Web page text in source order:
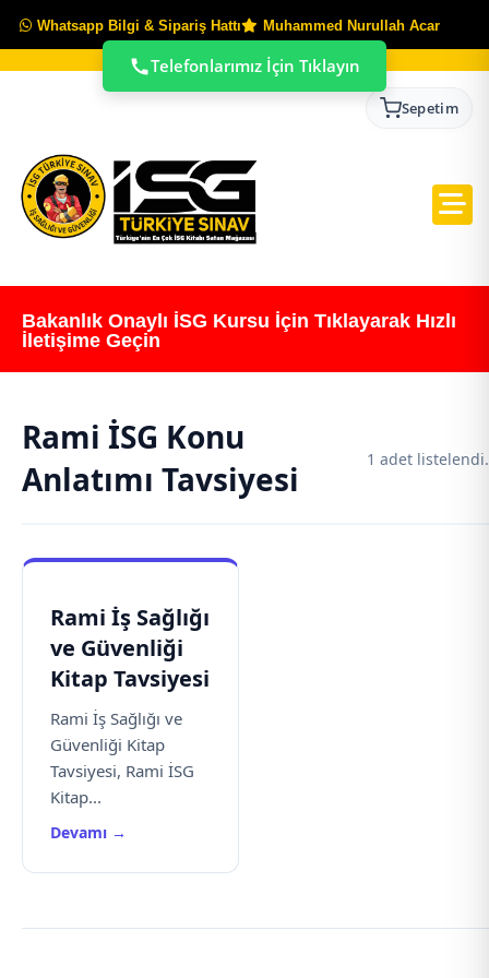
Whatsapp Bilgi & Sipariş Hattı Muhammed Nurullah Acar
Sepetim
Bakanlık Onaylı İSG Kursu İçin Tıklayarak Hızlı
İletişime Geçin
Rami İSG Konu
Anlatımı Tavsiyesi
1 adet listelendi.
Rami İş Sağlığı
ve Güvenliği
Kitap Tavsiyesi
Rami İş Sağlığı ve
Güvenliği Kitap
Tavsiyesi, Rami İSG
Kitap...
Devamı →
Telefonlarımız İçin Tıklayın